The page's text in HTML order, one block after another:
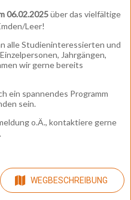
06.02.2025über das vielfältige
Leer!
alle Studieninteressierten und
Jahrgängen,
wir gerne bereits
ein spannendes Programm
sein.
o.Ä., kontaktiere gerne
.
WEGBESCHREIBUNG